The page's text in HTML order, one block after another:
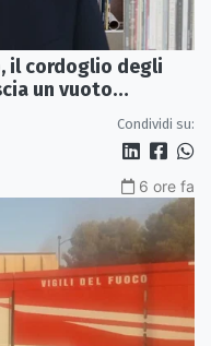
il cordoglio degli
un vuoto
Condividi su:
6 ore fa